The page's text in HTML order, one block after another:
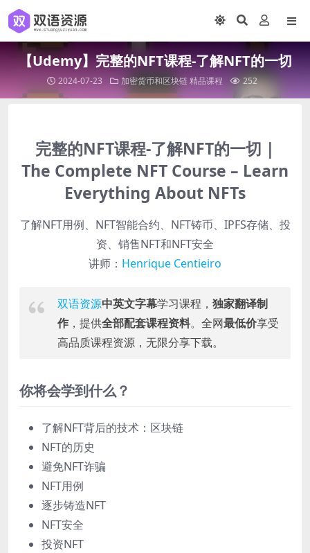
【Udemy】完整的NFT课程-了解NFT的一切
2024-07-23 加密货币和区块链精品课程 252
完整的NFT课程-了解NFT的一切 |
The Complete NFT Course – Learn
Everything About NFTs
了解NFT用例、NFT智能合约、NFT铸币、IPFS存储、投
资、销售NFT和NFT安全
讲师： Henrique Centieiro
双语资源中英文字幕学习课程， 独家翻译制
作 ，提供全部配套课程资料。全网最低价享受
高品质课程资源，无限分享下载。
你将会学到什么？
了解NFT背后的技术：区块链
NFT的历史
避免NFT诈骗
NFT用例
逐步铸造NFT
NFT安全
投资NFT